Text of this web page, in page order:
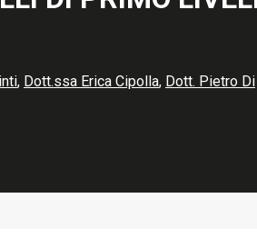
, Dott.ssa Erica Cipolla, Dott. Pietro Di